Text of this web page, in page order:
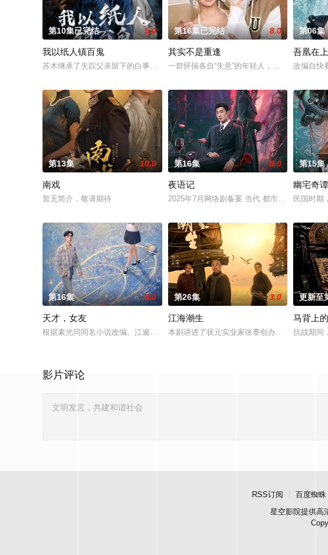
第10集已完结 5.0
我以纸人镇百鬼
苏木继承了失踪父亲留下的白事馆，本想低调扎纸维生，却因一具流血的新娘纸人
第16集已完结 8.0
其实不是重逢
一群怀揣各自“失意”的年轻人，在沿海小城南
第06集
吾凰在
改编自快
第13集 10.0
南戏
暂无简介，敬请期待
第16集 8.0
夜语记
2025年7月网络剧备案 当代 都市 海南越酷文
第15集
幽宅奇谭
民国时期
第16集 8.0
天才，女友
根据素光同同名小说改编。江逾白长大以后，林知夏忽然对他说：“江逾白，我喜欢
第26集 3.0
江海潮生
本剧讲述了状元实业家张謇创办大生企业，实
更新至
马背上
抗战期间
影片评论
RSS订阅 百度蜘蛛
星空影院提供高